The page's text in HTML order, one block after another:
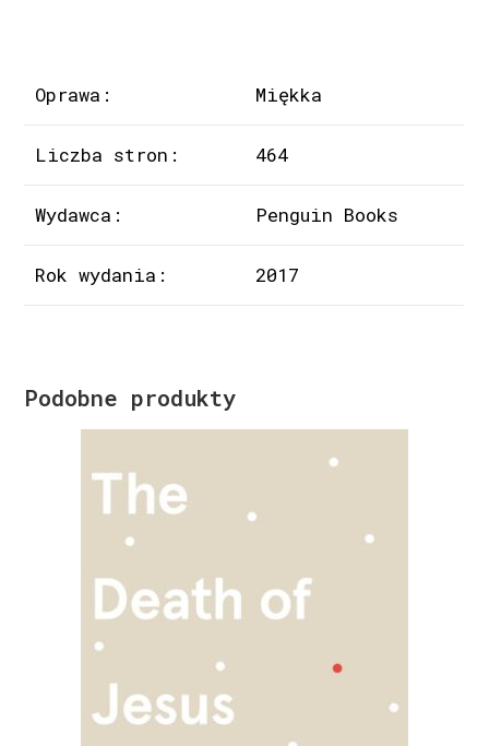
Oprawa: Miękka
Liczba stron: 464
Wydawca: Penguin Books
Rok wydania: 2017
Podobne produkty